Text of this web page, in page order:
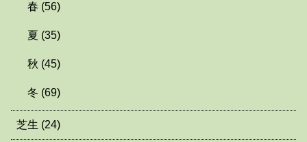
春 (56)
夏 (35)
秋 (45)
冬 (69)
芝生 (24)